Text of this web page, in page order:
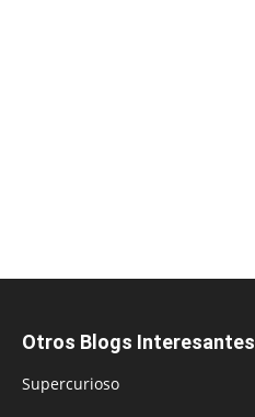
Otros Blogs Interesantes
Supercurioso